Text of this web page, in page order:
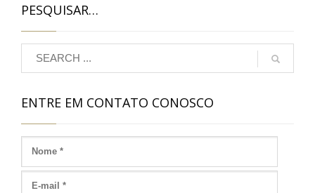
PESQUISAR…
ENTRE EM CONTATO CONOSCO